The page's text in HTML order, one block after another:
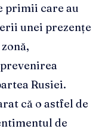
primii care au
unei prezențe
Rusiei.
că o astfel de
de